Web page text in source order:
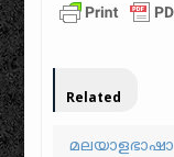
Related
മലയാളഭാഷാ